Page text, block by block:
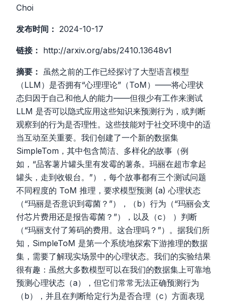
Choi
发布时间： 2024-10-17
链接： http://arxiv.org/abs/2410.13648v1
摘要： 虽然之前的工作已经探讨了大型语言模型
（LLM）是否拥有“心理理论”（ToM）——将心理状
态归因于自己和他人的能力——但很少有工作来测试
LLM 是否可以隐式应用这些知识来预测行为，或判断
观察到的行为是否理性。这些技能对于社交环境中的适
当互动至关重要。我们创建了一个新的数据集
SimpleTom，其中包含简洁、多样化的故事（例
如，“品客薯片罐头里有发霉的薯条。玛丽在超市拿起
罐头，走到收银台。”），每个故事都有三个测试问题
不同程度的 ToM 推理，要求模型预测 (a) 心理状态
（“玛丽是否意识到霉菌？”），（b）行为（“玛丽会支
付芯片费用还是报告霉菌？”），以及（c） ）判断
（“玛丽支付了筹码的费用。这合理吗？”）。据我们所
知，SimpleToM 是第一个系统地探索下游推理的数据
集，需要了解现实场景中的心理状态。我们的实验结果
很有趣：虽然大多数模型可以在我们的数据集上可靠地
预测心理状态（a），但它们常常无法正确预测行为
（b），并且在判断给定行为是否合理（c）方面表现